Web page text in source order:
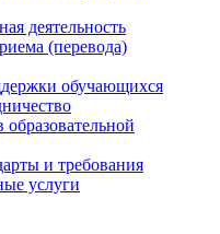
деятельность
(перевода)
обучающихся
и требования
услуги